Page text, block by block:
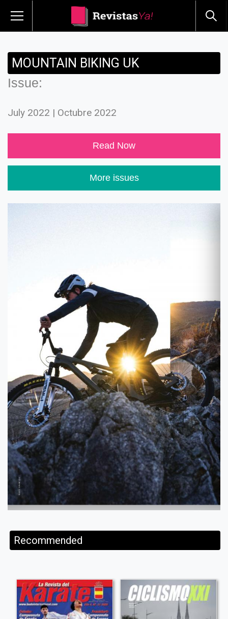
MOUNTAIN BIKING UK
Issue:
July 2022 | Octubre 2022
Read Now
More issues
Recommended